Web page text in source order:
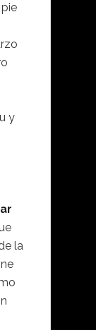
y
la